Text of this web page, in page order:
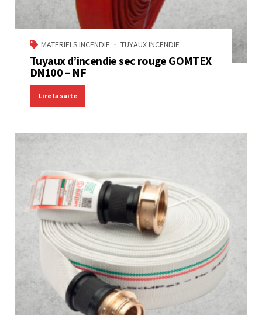
MATERIELS INCENDIE TUYAUX INCENDIE
Tuyaux d’incendie sec rouge GOMTEX
DN100 – NF
Lire la suite